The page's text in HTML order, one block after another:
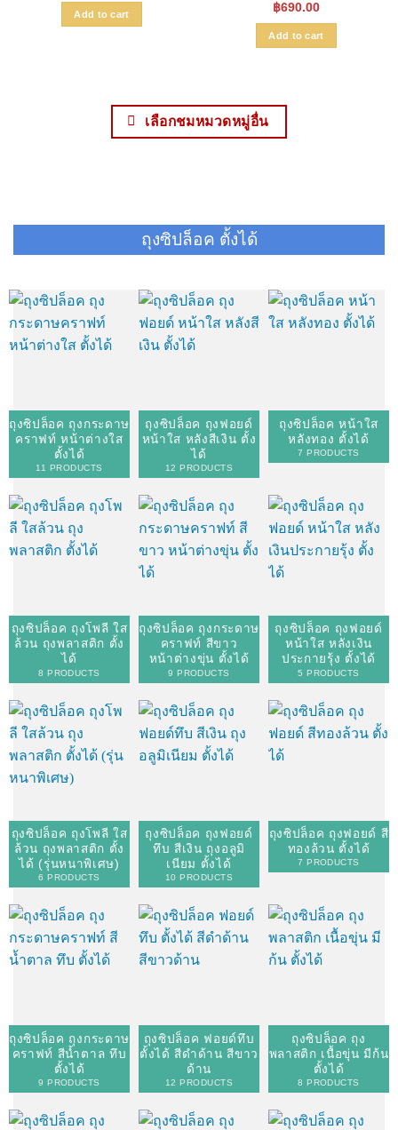
was:
฿4,090.00.
Add to cart
฿690.00
Add to cart
เลือกชมหมวดหมู่อื่น
ถุงซิปล็อค ตั้งได้
ถุงซิปล็อค ถุงกระดาษ
คราฟท์ หน้าต่างใส
ตั้งได้
11 PRODUCTS
ถุงซิปล็อค ถุงฟอยด์
หน้าใส หลังสีเงิน ตั้ง
ได้
12 PRODUCTS
ถุงซิปล็อค หน้าใส
หลังทอง ตั้งได้
7 PRODUCTS
ถุงซิปล็อค ถุงโพลี ใส
ล้วน ถุงพลาสติก ตั้ง
ได้
8 PRODUCTS
ถุงซิปล็อค ถุงกระดาษ
คราฟท์ สีขาว
หน้าต่างขุ่น ตั้งได้
9 PRODUCTS
ถุงซิปล็อค ถุงฟอยด์
หน้าใส หลังเงิน
ประกายรุ้ง ตั้งได้
5 PRODUCTS
ถุงซิปล็อค ถุงโพลี ใส
ล้วน ถุงพลาสติก ตั้ง
ได้ (รุ่นหนาพิเศษ)
6 PRODUCTS
ถุงซิปล็อค ถุงฟอยด์
ทึบ สีเงิน ถุงอลูมิ
เนียม ตั้งได้
10 PRODUCTS
ถุงซิปล็อค ถุงฟอยด์ สี
ทองล้วน ตั้งได้
7 PRODUCTS
ถุงซิปล็อค ถุงกระดาษ
คราฟท์ สีน้ำตาล ทึบ
ตั้งได้
9 PRODUCTS
ถุงซิปล็อค ฟอยด์ทึบ
ตั้งได้ สีดำด้าน สีขาว
ด้าน
12 PRODUCTS
ถุงซิปล็อค ถุง
พลาสติก เนื้อขุ่น มีก้น
ตั้งได้
8 PRODUCTS